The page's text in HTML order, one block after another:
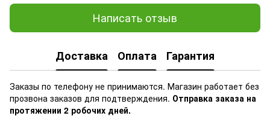
Написать отзыв
Доставка Оплата Гарантия
Заказы по телефону не принимаются. Магазин работает без
прозвона заказов для подтверждения. Отправка заказа на
протяжении 2 робочих дней.